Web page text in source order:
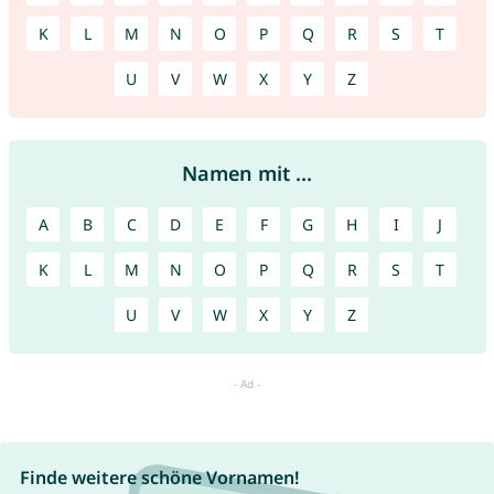
K L M N O P Q R S T
U V W X Y Z
Namen mit ...
A B C D E F G H I J
K L M N O P Q R S T
U V W X Y Z
Finde weitere schöne Vornamen!